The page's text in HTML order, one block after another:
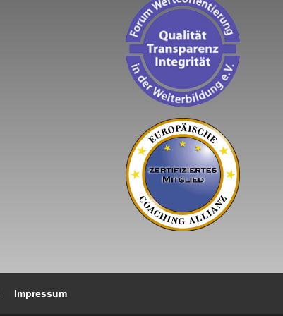
Impressum